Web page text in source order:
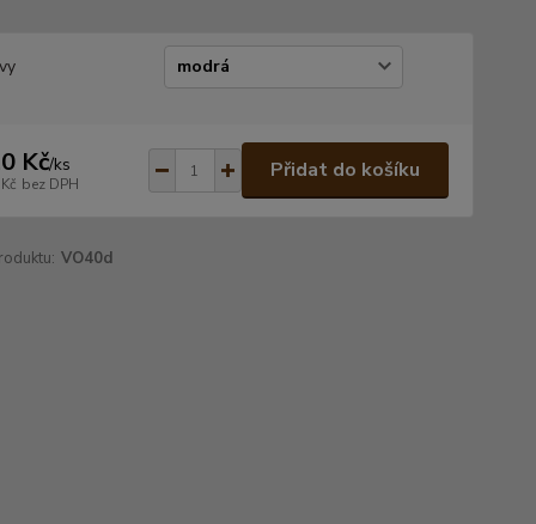
Kč/ks
bez DPH
Přidat do košíku
VO40d